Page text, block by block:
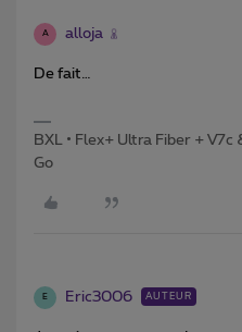
A alloja
De fait…
BXL • Flex+ Ultra Fiber +
Go
E Eric3006 AUTEUR